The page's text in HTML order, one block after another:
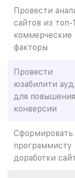
Провести
сайтов из топ-
коммерческие
факторы
Провести
юзабилити
для повышения
конверсии
Сформировать
программисту
доработки